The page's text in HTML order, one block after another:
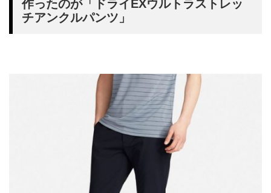
作ったのが「ドライEXウルトラストレッ
チアンクルパンツ」